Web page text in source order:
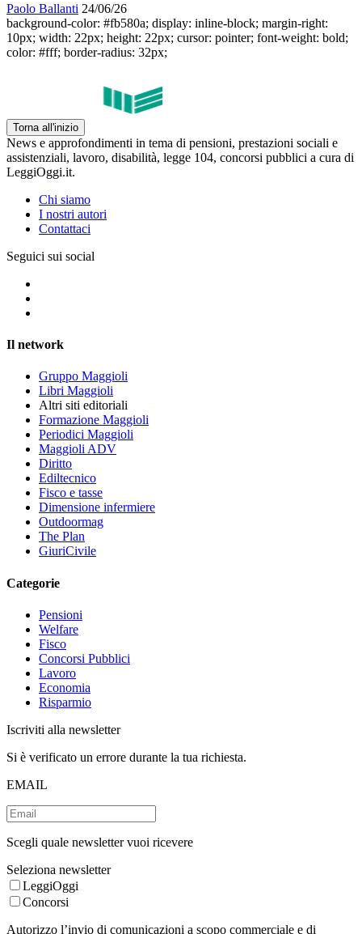
Paolo Ballanti 24/06/26
background-color: #fb580a; display: inline-block; margin-right:
10px; width: 22px; height: 22px; cursor: pointer; font-weight: bold;
color: #fff; border-radius: 32px;
Torna all'inizio
News e approfondimenti in tema di pensioni, prestazioni sociali e
assistenziali, lavoro, disabilità, legge 104, concorsi pubblici a cura di
LeggiOggi.it.
Chi siamo
I nostri autori
Contattaci
Seguici sui social
Il network
Gruppo Maggioli
Libri Maggioli
Altri siti editoriali
Formazione Maggioli
Periodici Maggioli
Maggioli ADV
Diritto
Ediltecnico
Fisco e tasse
Dimensione infermiere
Outdoormag
The Plan
GiuriCivile
Categorie
Pensioni
Welfare
Fisco
Concorsi Pubblici
Lavoro
Economia
Risparmio
Iscriviti alla newsletter
Si è verificato un errore durante la tua richiesta.
EMAIL
Scegli quale newsletter vuoi ricevere
Seleziona newsletter
LeggiOggi
Concorsi
Autorizzo l’invio di comunicazioni a scopo commerciale e di